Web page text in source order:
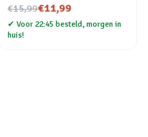
€15,99
Nu voor€11,99
✔ Voor 22:45 besteld, morgen in
huis!